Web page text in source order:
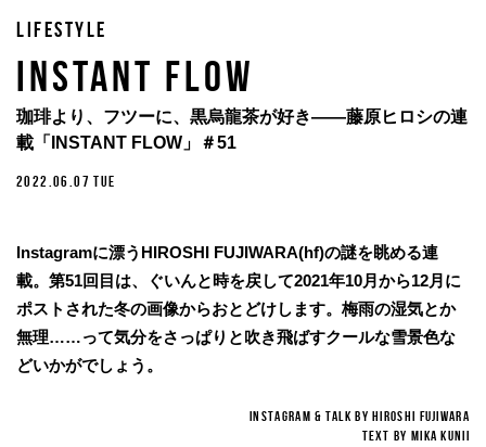
LIFESTYLE
INSTANT FLOW
珈琲より、フツーに、黒烏龍茶が好き——藤原ヒロシの連
載「INSTANT FLOW」＃51
2022.06.07 TUE
Instagramに漂うHIROSHI FUJIWARA(hf)の謎を眺める連
載。第51回目は、ぐいんと時を戻して2021年10月から12月に
ポストされた冬の画像からおとどけします。梅雨の湿気とか
無理……って気分をさっぱりと吹き飛ばすクールな雪景色な
どいかがでしょう。
INSTAGRAM & TALK BY HIROSHI FUJIWARA
TEXT BY MIKA KUNII